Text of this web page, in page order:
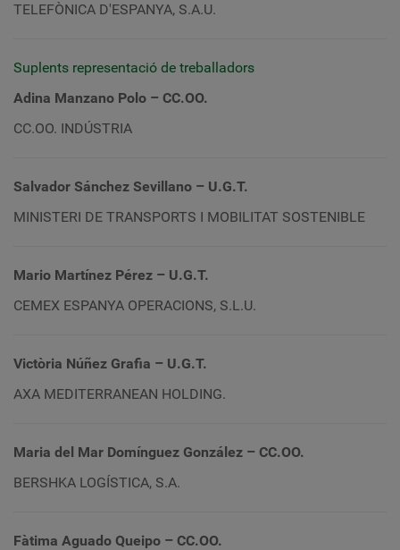
TELEFÒNICA D'ESPANYA, S.A.U.
Suplents representació de treballadors
Adina Manzano Polo – CC.OO.
CC.OO. INDÚSTRIA
Salvador Sánchez Sevillano – U.G.T.
MINISTERI DE TRANSPORTS I MOBILITAT SOSTENIBLE
Mario Martínez Pérez – U.G.T.
CEMEX ESPANYA OPERACIONS, S.L.U.
Victòria Núñez Grafia – U.G.T.
AXA MEDITERRANEAN HOLDING.
Maria del Mar Domínguez González – CC.OO.
BERSHKA LOGÍSTICA, S.A.
Fàtima Aguado Queipo – CC.OO.